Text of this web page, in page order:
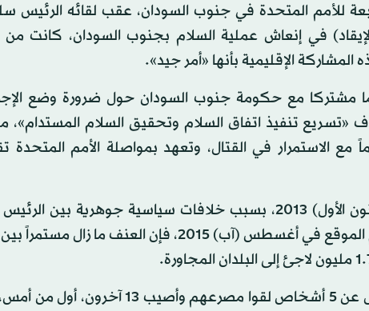
للأمم المتحدة في جنوب السودان، عقب لقائه الرئيس
في إنعاش عملية السلام بجنوب السودان، كانت
الإقليمية بأنها «أمر جيد».
مشتركا مع حكومة جنوب السودان حول ضرورة وضع
«تسريع تنفيذ اتفاق السلام وتحقيق السلام
الاستمرار في القتال، وتعهد بمواصلة الأمم المتحدة
وبدأ النزاع في جنوب السودان في ديسمبر (كانون الأول) 2013، بسبب خلافات سياسية
السابق رياك مشار، وعلى الرغم من اتفاق السلام الموقع في أغسطس (آب)
من جهة ثانية، قالت تقارير في جوبا، إن ما لا يقل عن 5 أشخاص